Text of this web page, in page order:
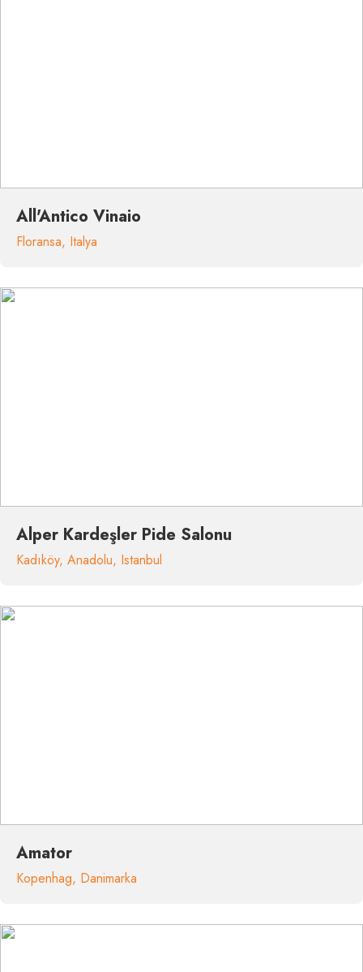
All'Antico Vinaio
Floransa, Italya
Alper Kardeşler Pide Salonu
Kadıköy, Anadolu, Istanbul
Amator
Kopenhag, Danimarka